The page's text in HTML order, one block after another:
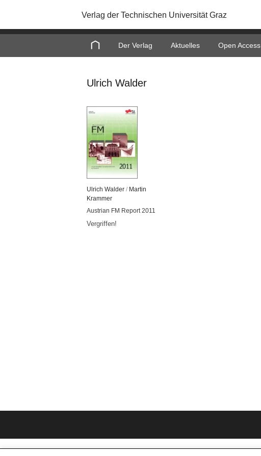
Verlag der Technischen Universität Graz
Home Der Verlag Aktuelles Open Access
Ulrich Walder
Ul­rich Wal­der / Mar­tin
Kram­mer
Aus­tri­an FM Re­port 2011
Ver­grif­fen!